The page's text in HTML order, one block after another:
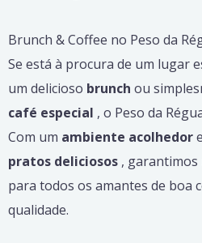
Brunch & Coffee no Peso da
Se está à procura de um lugar
um delicioso brunch ou
café especial , o Peso da
Com um ambiente acolhedor
pratos deliciosos , garantimos
para todos os amantes de boa
qualidade.